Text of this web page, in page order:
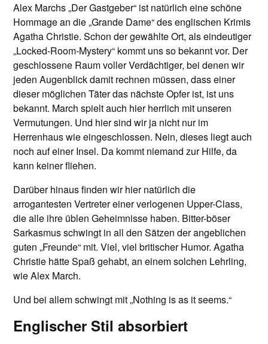
Alex Marchs „Der Gastgeber“ ist natürlich eine schöne
Hommage an die „Grande Dame“ des englischen Krimis
Agatha Christie. Schon der gewählte Ort, als eindeutiger
„Locked-Room-Mystery“ kommt uns so bekannt vor. Der
geschlossene Raum voller Verdächtiger, bei denen wir
jeden Augenblick damit rechnen müssen, dass einer
dieser möglichen Täter das nächste Opfer ist, ist uns
bekannt. March spielt auch hier herrlich mit unseren
Vermutungen. Und hier sind wir ja nicht nur im
Herrenhaus wie eingeschlossen. Nein, dieses liegt auch
noch auf einer Insel. Da kommt niemand zur Hilfe, da
kann keiner fliehen.
Darüber hinaus finden wir hier natürlich die
arrogantesten Vertreter einer verlogenen Upper-Class,
die alle ihre üblen Geheimnisse haben. Bitter-böser
Sarkasmus schwingt in all den Sätzen der angeblichen
guten „Freunde“ mit. Viel, viel britischer Humor. Agatha
Christie hätte Spaß gehabt, an einem solchen Lehrling,
wie Alex March.
Und bei allem schwingt mit „Nothing is as it seems.“
Englischer Stil absorbiert